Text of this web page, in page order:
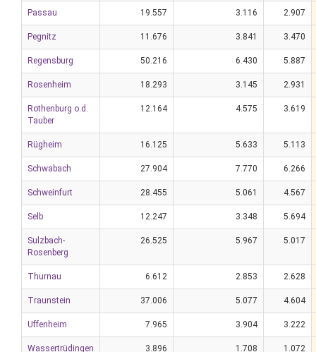
Passau 19.557 3.116 2.907
Pegnitz 11.676 3.841 3.470
Regensburg 50.216 6.430 5.887
Rosenheim 18.293 3.145 2.931
Rothenburg o.d.
Tauber
12.164 4.575 3.619
Rügheim 16.125 5.633 5.113
Schwabach 27.904 7.770 6.266
Schweinfurt 28.455 5.061 4.567
Selb 12.247 3.348 5.694
Sulzbach-
Rosenberg
26.525 5.967 5.017
Thurnau 6.612 2.853 2.628
Traunstein 37.006 5.077 4.604
Uffenheim 7.965 3.904 3.222
Wassertrüdingen 3.896 1.708 1.072